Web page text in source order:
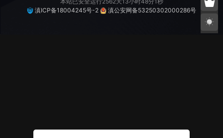
滇ICP备18004245号-2
滇公安网备53250302000286号